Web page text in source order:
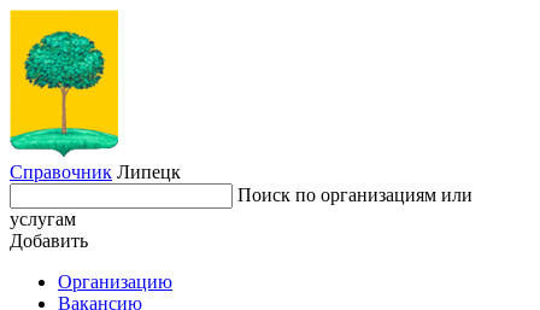
Справочник Липецк
Поиск по организациям или
услугам
Добавить
Организацию
Вакансию